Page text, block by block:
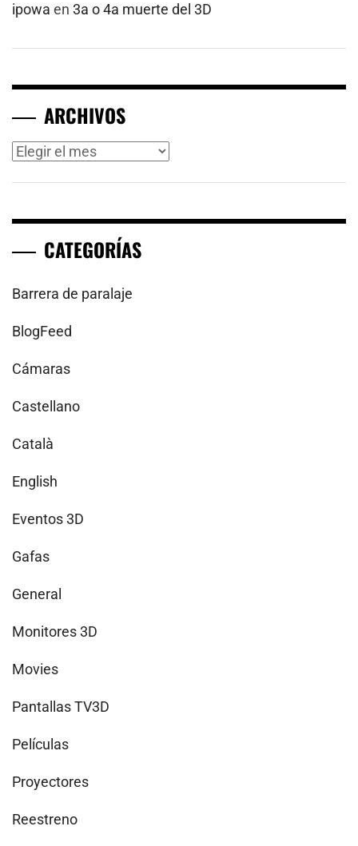
ipowa en 3a o 4a muerte del 3D
ARCHIVOS
Archivos
CATEGORÍAS
Barrera de paralaje
BlogFeed
Cámaras
Castellano
Català
English
Eventos 3D
Gafas
General
Monitores 3D
Movies
Pantallas TV3D
Películas
Proyectores
Reestreno